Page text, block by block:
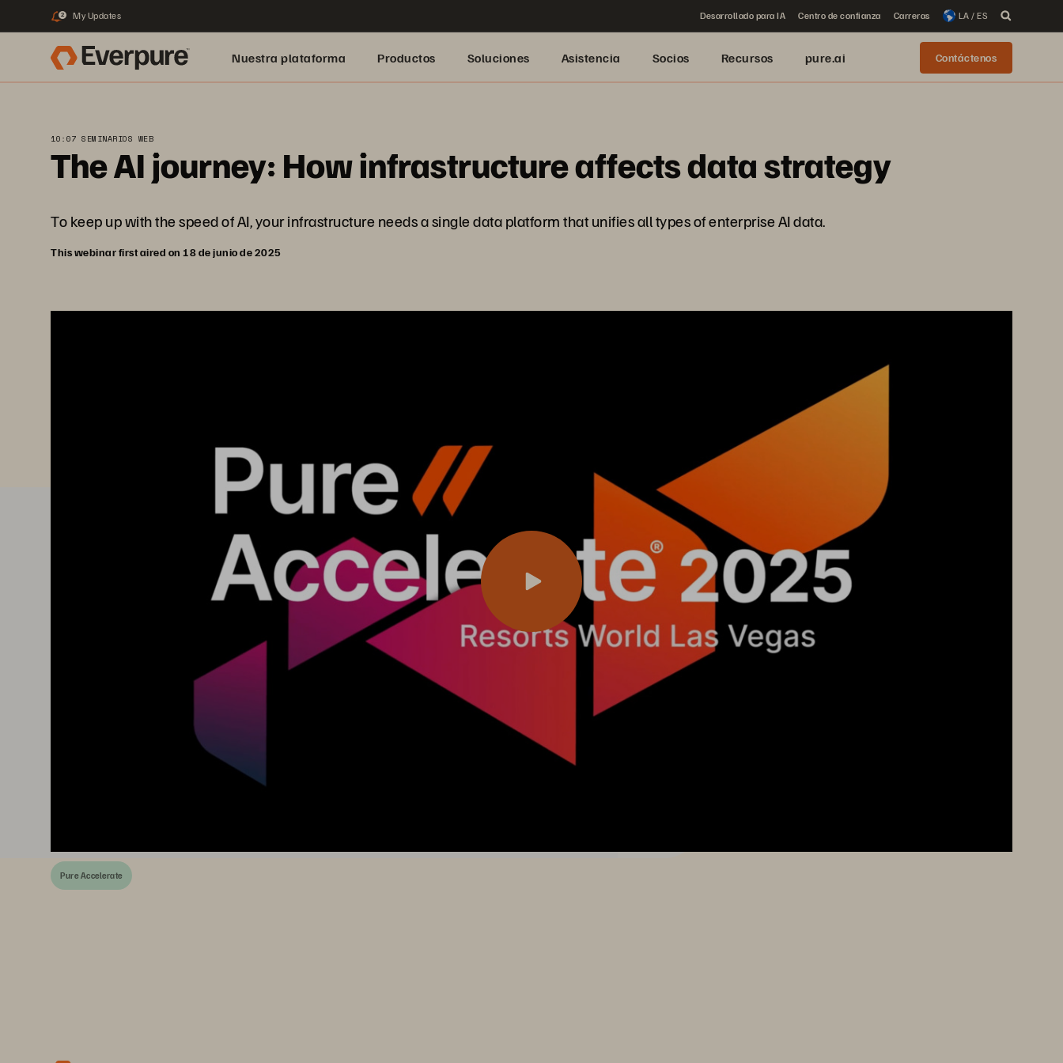
2 My Updates Desarrollado para IA Centro de confianza Carreras LA / ES
Nuestra plataforma Productos Soluciones Asistencia Socios Recursos pure.ai Contáctenos
10:07 SEMINARIOS WEB
The AI journey: How infrastructure affects data strategy
To keep up with the speed of AI, your infrastructure needs a single data platform that unifies all types of enterprise AI data.
This webinar first aired on 18 de junio de 2025
Pure Accelerate